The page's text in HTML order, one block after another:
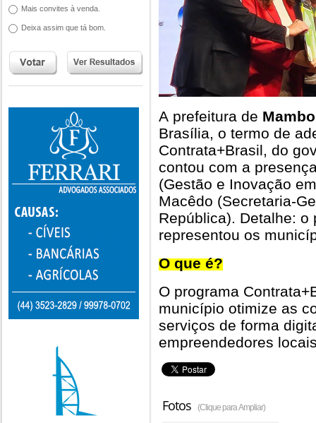
Mais convites à venda.
Deixa assim que tá bom.
A prefeitura de
Brasília, o termo de
Contrata+Brasil, do
contou com a
(Gestão e Inovação
Macêdo (Secretaria-
República). Detalhe: o
representou os
O que é?
O programa
município otimize as
serviços de forma
empreendedores
Fotos (Clique para Ampliar)